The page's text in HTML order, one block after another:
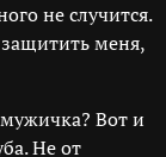
не случится.
меня,
Вот и
Не от